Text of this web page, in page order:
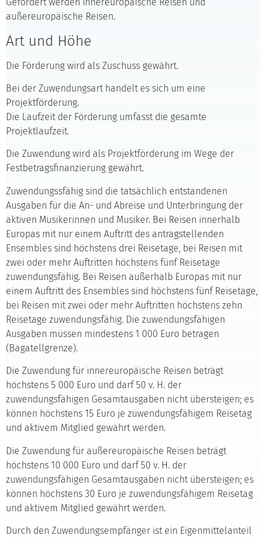
außereuropäische Reisen.
Art und Höhe
Die Förderung wird als Zuschuss gewährt.
Bei der Zuwendungsart handelt es sich um eine
Projektförderung.
Die Laufzeit der Förderung umfasst die gesamte
Projektlaufzeit.
Die Zuwendung wird als Projektförderung im Wege der
Festbetragsfinanzierung gewährt.
Zuwendungssfähig sind die tatsächlich entstandenen
Ausgaben für die An- und Abreise und Unterbringung der
aktiven Musikerinnen und Musiker. Bei Reisen innerhalb
Europas mit nur einem Auftritt des antragstellenden
Ensembles sind höchstens drei Reisetage, bei Reisen mit
zwei oder mehr Auftritten höchstens fünf Reisetage
zuwendungsfähig. Bei Reisen außerhalb Europas mit nur
einem Auftritt des Ensembles sind höchstens fünf Reisetage,
bei Reisen mit zwei oder mehr Auftritten höchstens zehn
Reisetage zuwendungsfähig. Die zuwendungsfähigen
Ausgaben müssen mindestens 1 000 Euro betragen
(Bagatellgrenze).
Die Zuwendung für innereuropäische Reisen beträgt
höchstens 5 000 Euro und darf 50 v. H. der
zuwendungsfähigen Gesamtausgaben nicht übersteigen; es
können höchstens 15 Euro je zuwendungsfähigem Reisetag
und aktivem Mitglied gewährt werden.
Die Zuwendung für außereuropäische Reisen beträgt
höchstens 10 000 Euro und darf 50 v. H. der
zuwendungsfähigen Gesamtausgaben nicht übersteigen; es
können höchstens 30 Euro je zuwendungsfähigem Reisetag
und aktivem Mitglied gewährt werden.
Durch den Zuwendungsempfänger ist ein Eigenmittelanteil